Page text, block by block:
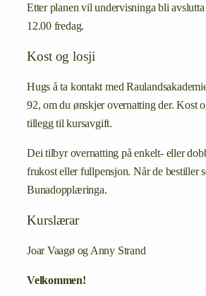
Etter planen vil undervisninga bli
12.00 fredag.
Kost og losji
Hugs å ta kontakt med
92, om du ønskjer overnatting der. Kost
tillegg til kursavgift.
Dei tilbyr overnatting på enkelt- eller
frukost eller fullpensjon. Når de bestiller
Bunadopplæringa.
Kurslærar
Joar Vaagø og Anny Strand
Velkommen!